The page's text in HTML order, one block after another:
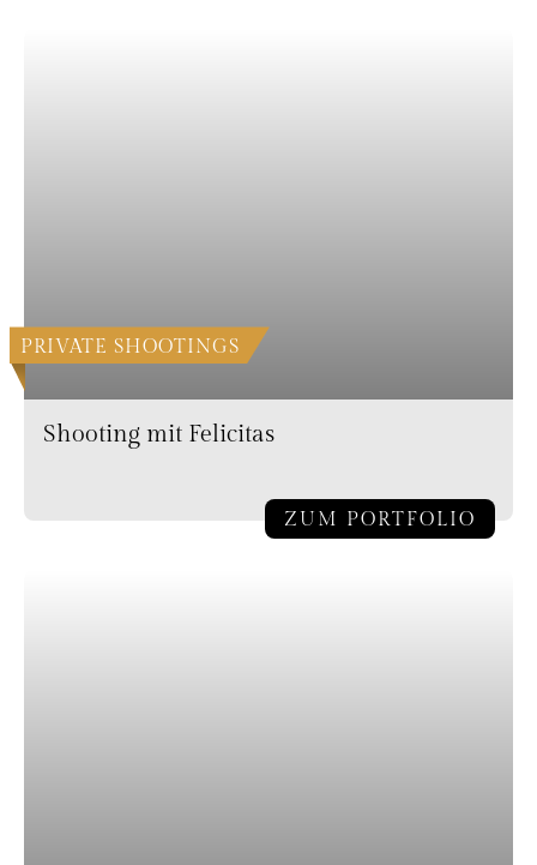
PRIVATE SHOOTINGS
Shooting mit Felicitas
ZUM PORTFOLIO